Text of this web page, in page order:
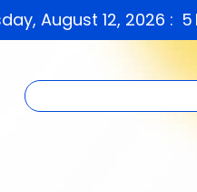
August 12, 2026 : 5